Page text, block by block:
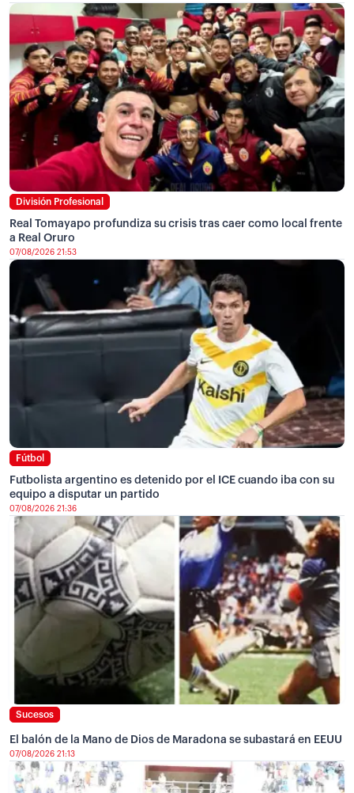
División Profesional
Real Tomayapo profundiza su crisis tras caer como local frente
a Real Oruro
07/08/2026 21:53
Fútbol
Futbolista argentino es detenido por el ICE cuando iba con su
equipo a disputar un partido
07/08/2026 21:36
Sucesos
El balón de la Mano de Dios de Maradona se subastará en EEUU
07/08/2026 21:13